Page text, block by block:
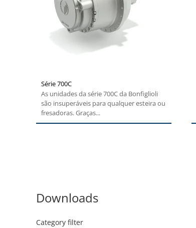
Série 700C
As unidades da série 700C da Bonfiglioli
são insuperáveis para qualquer esteira ou
fresadoras. Graças...
Downloads
Category filter